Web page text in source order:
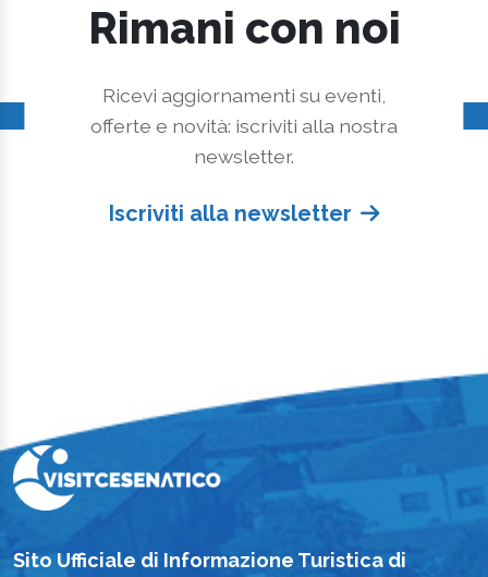
Rimani con noi
Ricevi aggiornamenti su eventi,
offerte e novità: iscriviti alla nostra
newsletter.
Iscriviti alla newsletter
Sito Ufficiale di Informazione Turistica di